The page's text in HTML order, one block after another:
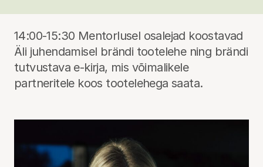
14:00-15:30 Mentorlusel osalejad koostavad
Äli juhendamisel brändi tootelehe ning brändi
tutvustava e-kirja, mis võimalikele
partneritele koos tootelehega saata.